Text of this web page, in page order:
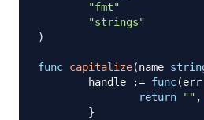
"fmt"
"strings"
)
func capitalize(name
	handle
:= func(err
return
"" ,
}